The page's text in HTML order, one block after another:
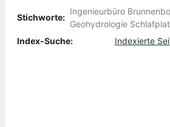
Stichworte:
Ingenieurbüro
Geohydrologie
Index-Suche:
Indexierte